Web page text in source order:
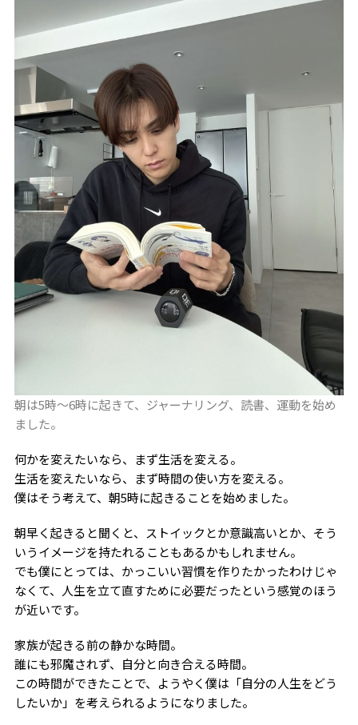
朝は5時〜6時に起きて、ジャーナリング、読書、運動を始め
ました。
何かを変えたいなら、まず生活を変える。
生活を変えたいなら、まず時間の使い方を変える。
僕はそう考えて、朝5時に起きることを始めました。
朝早く起きると聞くと、ストイックとか意識高いとか、そう
いうイメージを持たれることもあるかもしれません。
でも僕にとっては、かっこいい習慣を作りたかったわけじゃ
なくて、人生を立て直すために必要だったという感覚のほう
が近いです。
家族が起きる前の静かな時間。
誰にも邪魔されず、自分と向き合える時間。
この時間ができたことで、ようやく僕は「自分の人生をどう
したいか」を考えられるようになりました。